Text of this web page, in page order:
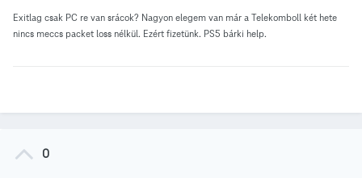
Exitlag csak PC re van srácok? Nagyon elegem van már a Telekomboll két hete
nincs meccs packet loss nélkül. Ezért fizetünk. PS5 bárki help.
0